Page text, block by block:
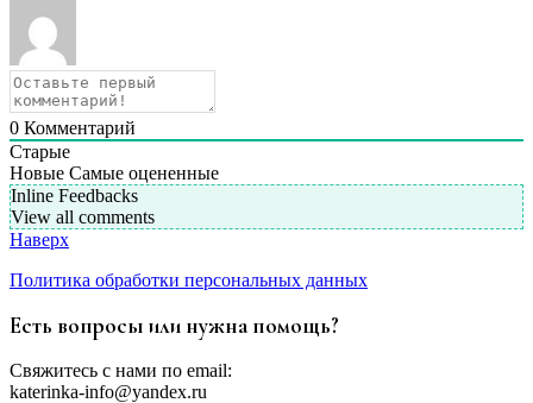
0 Комментарий
Старые
Новые Самые оцененные
Inline Feedbacks
View all comments
Наверх
Политика обработки персональных данных
Есть вопросы или нужна помощь?
Свяжитесь с нами по email:
katerinka-info@yandex.ru